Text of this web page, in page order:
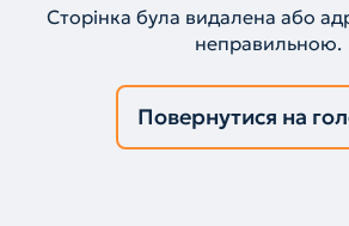
Сторінка була видалена або
неправильною.
Повернутися на